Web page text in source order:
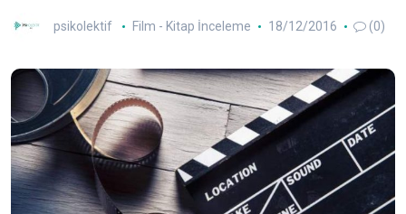
psikolektif Film - Kitap İnceleme 18/12/2016 (0)